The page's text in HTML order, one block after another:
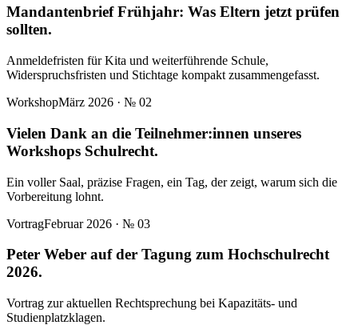
Mandantenbrief Frühjahr: Was Eltern jetzt prüfen
sollten.
Anmeldefristen für Kita und weiterführende Schule,
Widerspruchsfristen und Stichtage kompakt zusammengefasst.
WorkshopMärz 2026 · № 02
Vielen Dank an die Teilnehmer:innen unseres
Workshops Schulrecht.
Ein voller Saal, präzise Fragen, ein Tag, der zeigt, warum sich die
Vorbereitung lohnt.
VortragFebruar 2026 · № 03
Peter Weber auf der Tagung zum Hochschulrecht
2026.
Vortrag zur aktuellen Rechtsprechung bei Kapazitäts- und
Studienplatzklagen.